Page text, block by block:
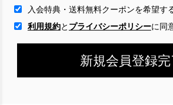
入会特典・送料無料クーポンを希望す
利用規約と プライバシーポリシーに 同